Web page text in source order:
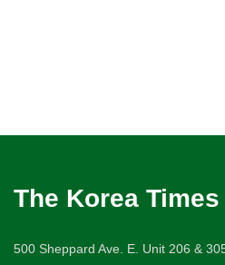
The Korea
500 Sheppard Ave. E. Unit 206 &